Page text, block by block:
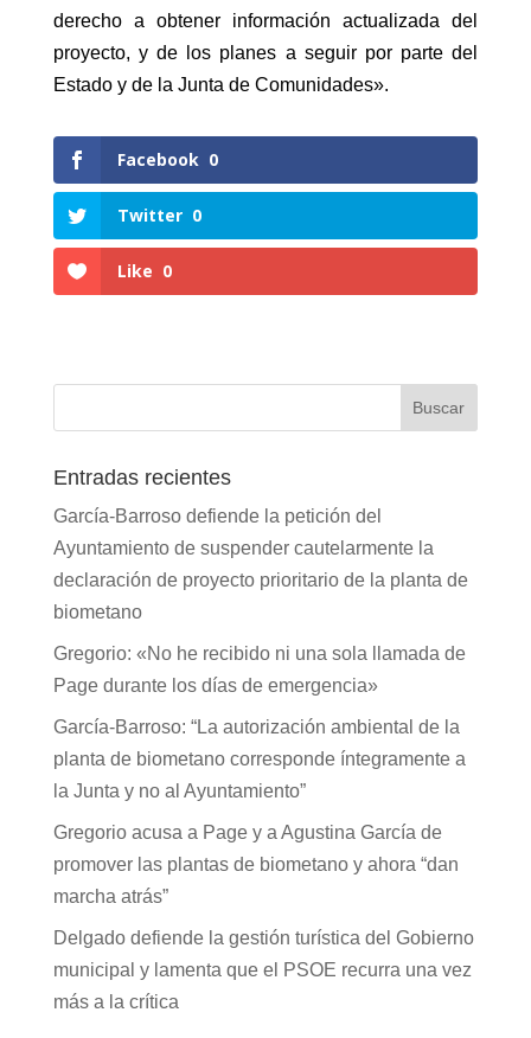
derecho a obtener información actualizada del
proyecto, y de los planes a seguir por parte del
Estado y de la Junta de Comunidades».
Facebook 0
Twitter 0
Like 0
Entradas recientes
García-Barroso defiende la petición del
Ayuntamiento de suspender cautelarmente la
declaración de proyecto prioritario de la planta de
biometano
Gregorio: «No he recibido ni una sola llamada de
Page durante los días de emergencia»
García-Barroso: “La autorización ambiental de la
planta de biometano corresponde íntegramente a
la Junta y no al Ayuntamiento”
Gregorio acusa a Page y a Agustina García de
promover las plantas de biometano y ahora “dan
marcha atrás”
Delgado defiende la gestión turística del Gobierno
municipal y lamenta que el PSOE recurra una vez
más a la crítica